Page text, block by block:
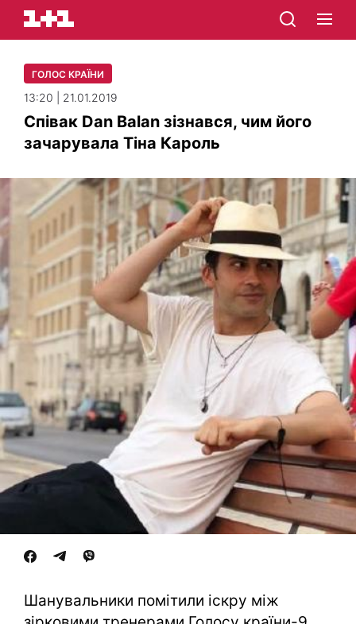
ГОЛОС КРАЇНИ
13:20 | 21.01.2019
Співак Dan Balan зізнався, чим його
зачарувала Тіна Кароль
Шанувальники помітили іскру між